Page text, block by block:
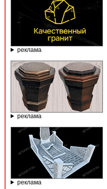
реклама
реклама
реклама